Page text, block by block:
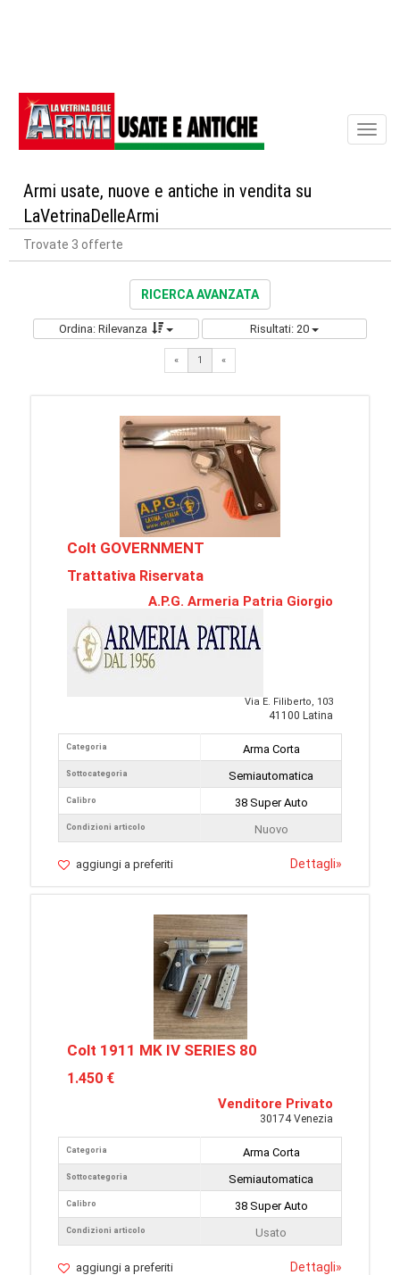
Armi usate, nuove e antiche in vendita su
LaVetrinaDelleArmi
Trovate 3 offerte
RICERCA AVANZATA
Ordina: Rilevanza Risultati: 20
« 1 «
Colt GOVERNMENT
Trattativa Riservata
A.P.G. Armeria Patria Giorgio
Via E. Filiberto, 103
41100 Latina
Categoria
Sottocategoria
Calibro
Condizioni articolo
Arma Corta
Semiautomatica
38 Super Auto
Nuovo
aggiungi a preferiti Dettagli»
Colt 1911 MK IV SERIES 80
1.450 €
Venditore Privato
30174 Venezia
Categoria
Sottocategoria
Calibro
Condizioni articolo
Arma Corta
Semiautomatica
38 Super Auto
Usato
aggiungi a preferiti Dettagli»